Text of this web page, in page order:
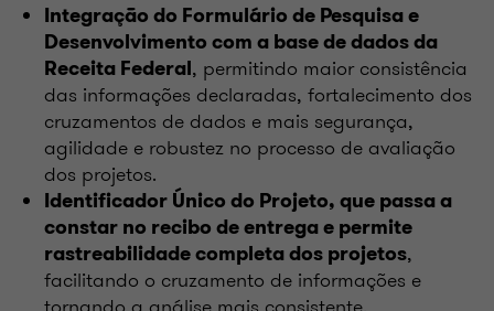
Integração do Formulário de Pesquisa e
Desenvolvimento com a base de dados da
Receita Federal, permitindo maior consistência
das informações declaradas, fortalecimento dos
cruzamentos de dados e mais segurança,
agilidade e robustez no processo de avaliação
dos projetos.
Identificador Único do Projeto, que passa a
constar no recibo de entrega e permite
rastreabilidade completa dos projetos,
facilitando o cruzamento de informações e